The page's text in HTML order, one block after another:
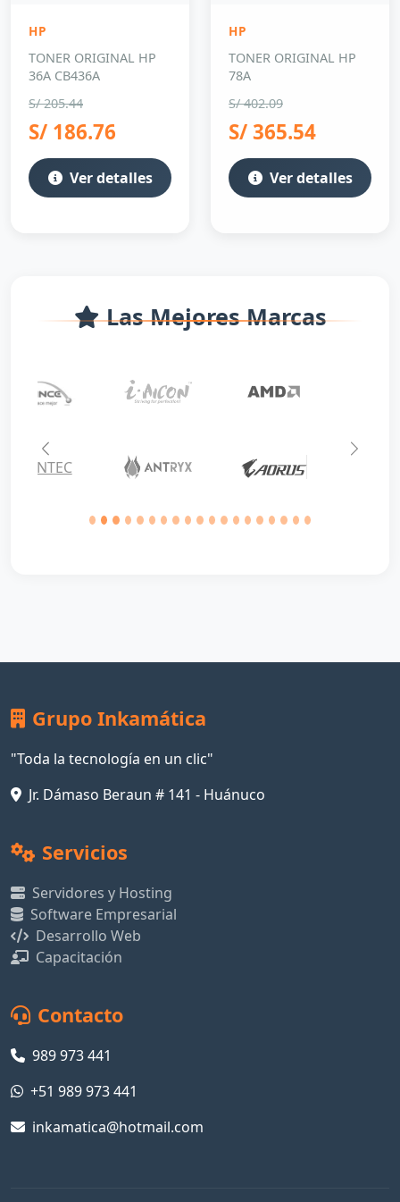
HP
TONER ORIGINAL HP
36A CB436A
S/ 205.44
S/ 186.76
Ver detalles
HP
TONER ORIGINAL HP
78A
S/ 402.09
S/ 365.54
Ver detalles
Las Mejores Marcas
Anterior
Grupo Inkamática
"Toda la tecnología en un clic"
Jr. Dámaso Beraun # 141 - Huánuco
Servicios
Software Empresarial
Desarrollo Web
Capacitación
Contacto